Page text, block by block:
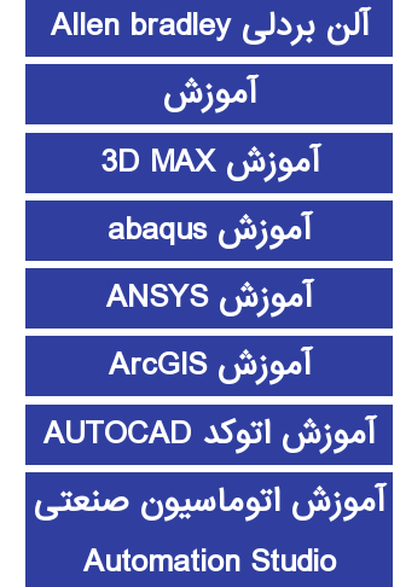
آلن بردلی Allen bradley
آموزش
آموزش 3D MAX
آموزش abaqus
آموزش ANSYS
آموزش ArcGIS
آموزش اتوکد AUTOCAD
آموزش اتوماسیون صنعتی
Automation Studio